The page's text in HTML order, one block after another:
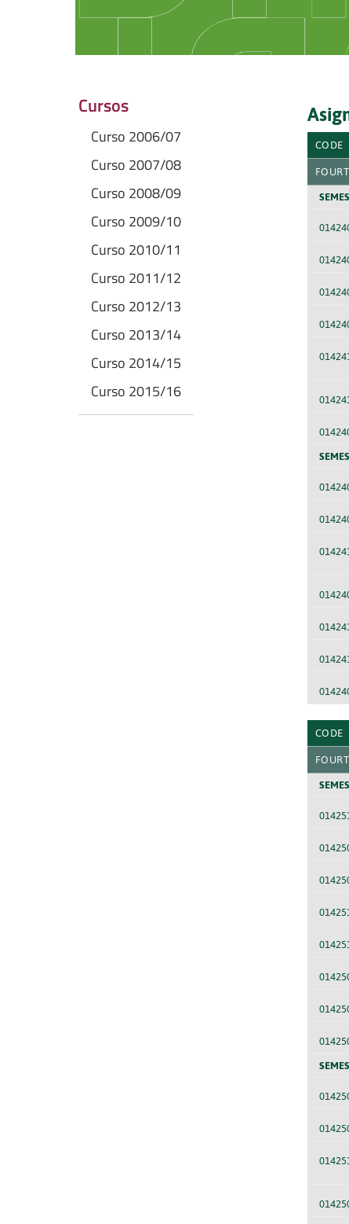
Cursos
Curso 2006/07
Curso 2007/08
Curso 2008/09
Curso 2009/10
Curso 2010/11
Curso 2011/12
Curso 2012/13
Curso 2013/14
Curso 2014/15
Curso 2015/16
CODE
CODE